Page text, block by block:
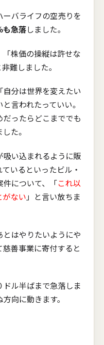
バライフの空売りを
も急落しました。
株価の操縦は許せな
難しました。
分は世界を変えたい
言われたっていい。
ったらどこまででも
た。
い込まれるように販
いるといったビル・
について、「これ以
がない」と言い放ちま
はやりたいようにや
善事業に寄付すると
ル半ばまで急落しま
向に動きます。